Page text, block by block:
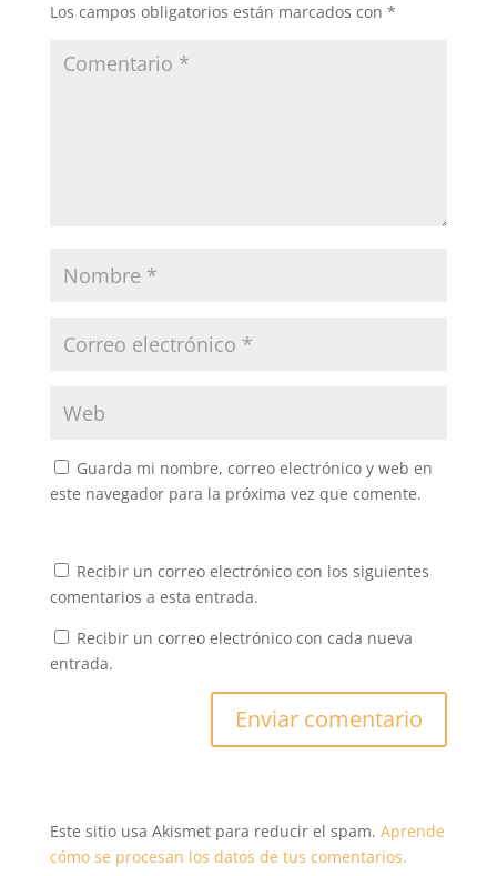
Los campos obligatorios están marcados con *
Guarda mi nombre, correo electrónico y web en
este navegador para la próxima vez que comente.
Recibir un correo electrónico con los siguientes
comentarios a esta entrada.
Recibir un correo electrónico con cada nueva
entrada.
Este sitio usa Akismet para reducir el spam. Aprende
cómo se procesan los datos de tus comentarios.